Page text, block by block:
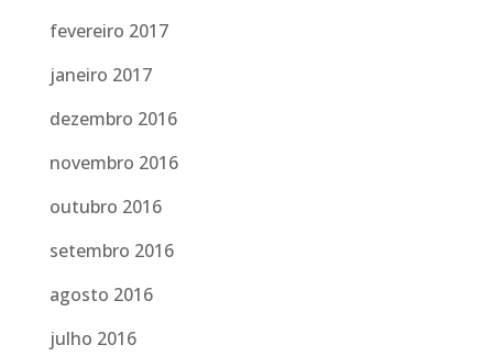
fevereiro 2017
janeiro 2017
dezembro 2016
novembro 2016
outubro 2016
setembro 2016
agosto 2016
julho 2016